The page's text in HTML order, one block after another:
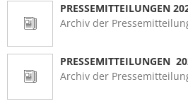
PRESSEMITTEILUNGEN
Archiv der
PRESSEMITTEILUNGEN
Archiv der